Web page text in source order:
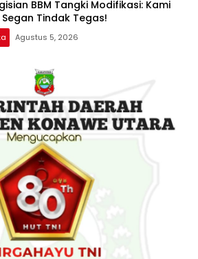
BBM Tangki Modifikasi: Kami
Segan Tindak Tegas!
Agustus 5, 2026